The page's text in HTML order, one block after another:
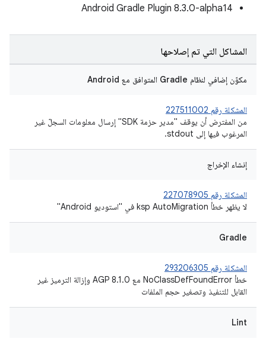
‫Android Gradle Plugin 8.3.0-alpha14
المشاكل التي تم إصلاحها
مكوّن إضافي لنظام Gradle المتوافق مع Android
المشكلة رقم 227511002
من المفترض أن يوقف "مدير حزمة SDK" إرسال معلومات السجلّ غير
المرغوب فيها إلى stdout.
إنشاء الإخراج
المشكلة رقم 227078905
لا يظهر خطأ ksp AutoMigration في "استوديو Android"
Gradle
المشكلة رقم 293206305
خطأ NoClassDefFoundError مع AGP 8.1.0 وإزالة الترميز غير
القابل للتنفيذ وتصغير حجم الملفات
Lint